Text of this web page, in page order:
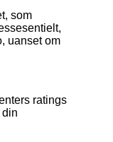
som
uanset om
ratings